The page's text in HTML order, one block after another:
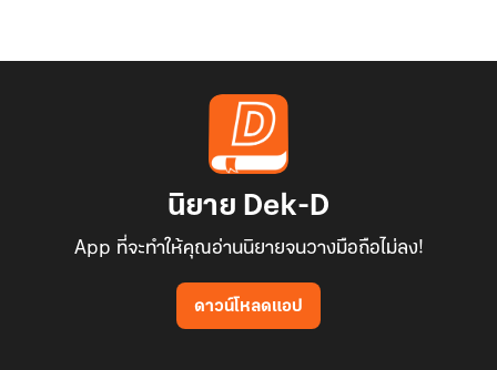
นิยาย Dek-D
App ที่จะทำให้คุณอ่านนิยายจนวางมือถือไม่ลง!
ดาวน์โหลดแอป